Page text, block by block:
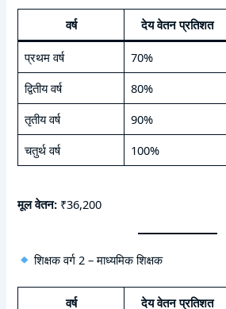
वर्ष देय वेतन प्रतिशत
प्रथम वर्ष 70%
द्वितीय वर्ष
80%
तृतीय वर्ष
90%
चतुर्थ वर्ष
100%
मूल वेतन: ₹36,200
शिक्षक वर्ग 2 – माध्यमिक शिक्षक
वर्ष देय वेतन प्रतिशत